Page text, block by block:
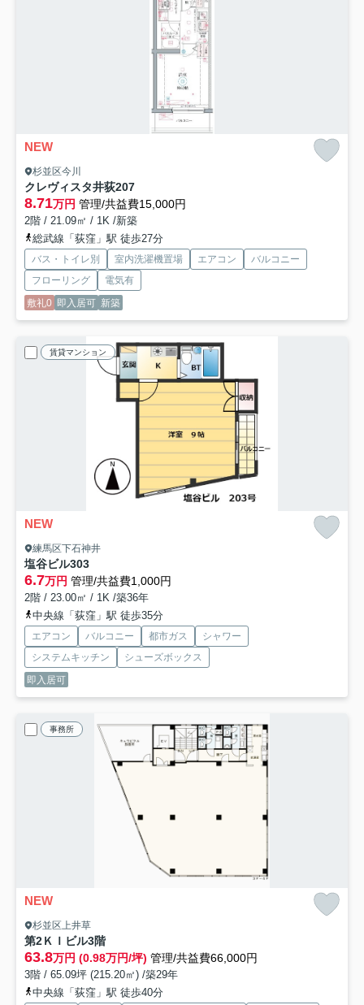
NEW
杉並区今川
クレヴィスタ井荻207
8.71万円 管理/共益費15,000円
2階 / 21.09㎡ / 1K /新築
総武線「荻窪」駅 徒歩27分
バス・トイレ別 室内洗濯機置場 エアコン
バルコニー
フローリング
電気有
敷礼0 即入居可 新築
賃貸マンション
NEW
練馬区下石神井
塩谷ビル303
6.7万円 管理/共益費1,000円
2階 / 23.00㎡ / 1K /築36年
中央線「荻窪」駅 徒歩35分
エアコン バルコニー 都市ガス
シャワー
システムキッチン
シューズボックス
即入居可
事務所
NEW
杉並区上井草
第2ＫＩビル3階
63.8万円 (0.98万円/坪) 管理/共益費66,000円
3階 / 65.09坪 (215.20㎡) /築29年
中央線「荻窪」駅 徒歩40分